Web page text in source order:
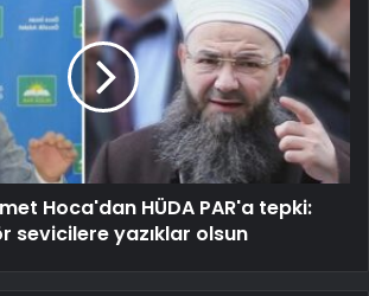
Hoca'dan HÜDA PAR'a tepki:
sevicilere yazıklar olsun